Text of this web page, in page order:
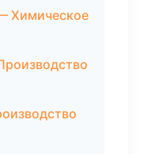
Химическое